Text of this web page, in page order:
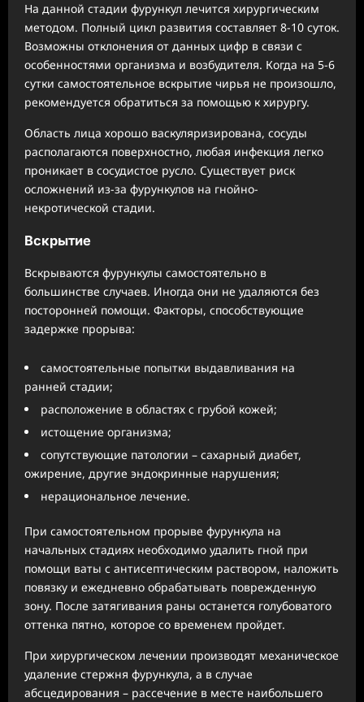
На данной стадии фурункул лечится хирургическим
методом. Полный цикл развития составляет 8-10 суток.
Возможны отклонения от данных цифр в связи с
особенностями организма и возбудителя. Когда на 5-6
сутки самостоятельное вскрытие чирья не произошло,
рекомендуется обратиться за помощью к хирургу.
Область лица хорошо васкуляризирована, сосуды
располагаются поверхностно, любая инфекция легко
проникает в сосудистое русло. Существует риск
осложнений из-за фурункулов на гнойно-
некротической стадии.
Вскрытие
Вскрываются фурункулы самостоятельно в
большинстве случаев. Иногда они не удаляются без
посторонней помощи. Факторы, способствующие
задержке прорыва:
самостоятельные попытки выдавливания на
ранней стадии;
расположение в областях с грубой кожей;
истощение организма;
сопутствующие патологии – сахарный диабет,
ожирение, другие эндокринные нарушения;
нерациональное лечение.
При самостоятельном прорыве фурункула на
начальных стадиях необходимо удалить гной при
помощи ваты с антисептическим раствором, наложить
повязку и ежедневно обрабатывать поврежденную
зону. После затягивания раны останется голубоватого
оттенка пятно, которое со временем пройдет.
При хирургическом лечении производят механическое
удаление стержня фурункула, а в случае
абсцедирования – рассечение в месте наибольшего